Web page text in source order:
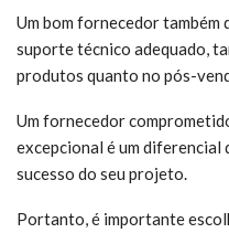
Um bom fornecedor também
suporte técnico adequado,
produtos quanto no pós-
Um fornecedor
excepcional é um diferencial
sucesso do seu projeto.
Portanto, é importante